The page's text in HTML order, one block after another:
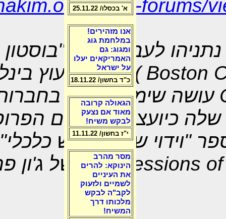
israel-forums/
לעבוד עבור "בוסטון
Boston ) חברת ייעוץ
עושה שימוש נרחב
שלה כיועצים כלכליים
"וידוי של מתנקש כלכלי"
Confessions ) של ג'ון
א' בכסלו/ 25.11.22
אנו מזהירים!
במלחמת גוג
ומגוג: גם
האמריקאים יעלו
על ישראל
כ"ד בחשון/ 18.11.22
הגאולה קרובה
מאוד אם נצעק
לבקש משיח!
י"ז בחשון/ 11.11.22
מסר מהרב
הינוקא: להרים
את העיניים
לשמיים ולזעוק
לקב"ה לבקש
מלכותו דרך
המשיח!